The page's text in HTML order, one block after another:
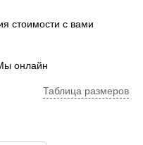
стоимости с вами
онлайн
Таблица размеров